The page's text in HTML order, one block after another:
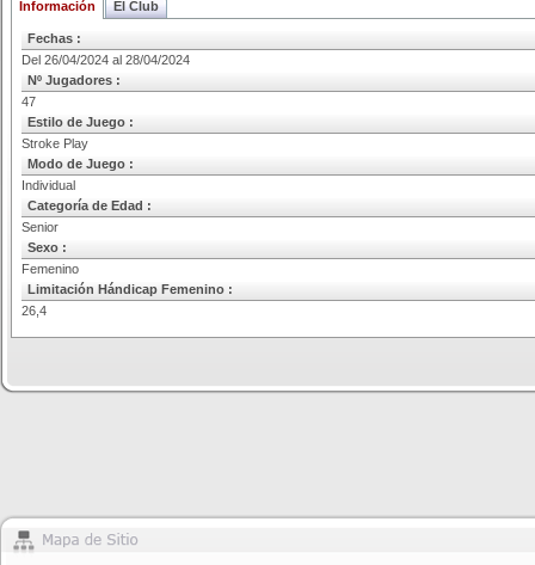
Información El Club
Fechas :
Del 26/04/2024 al 28/04/2024
Nº Jugadores :
47
Estilo de Juego :
Stroke Play
Modo de Juego :
Individual
Categoría de Edad :
Senior
Sexo :
Femenino
Limitación Hándicap Femenino :
26,4